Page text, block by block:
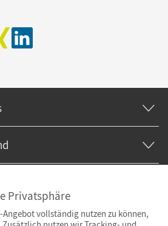
Privatsphäre
Angebot vollständig nutzen zu können,